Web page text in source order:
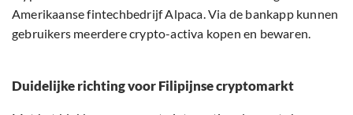
Amerikaanse fintechbedrijf Alpaca. Via de bankapp kunnen
gebruikers meerdere crypto-activa kopen en bewaren.
Duidelijke richting voor Filipijnse cryptomarkt